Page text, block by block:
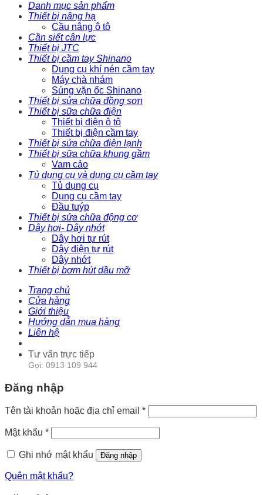
Danh mục sản phẩm
Thiết bị nâng hạ
Cầu nâng ô tô
Cần siết cân lực
Thiết bị JTC
Thiết bị cầm tay Shinano
Dụng cụ khí nén cầm tay
Máy chà nhám
Súng vặn ốc Shinano
Thiết bị sửa chữa đồng sơn
Thiết bị sữa chữa điện
Thiết bị điện ô tô
Thiết bị điện cầm tay
Thiết bị sửa chữa điện lạnh
Thiết bị sữa chữa khung gầm
Vam cảo
Tủ dụng cụ và dụng cụ cầm tay
Tủ dụng cụ
Dụng cụ cầm tay
Đầu tuýp
Thiết bị sửa chữa động cơ
Dây hơi- Dây nhớt
Dây hơi tự rút
Dây điện tự rút
Dây nhớt
Thiết bị bơm hút dầu mỡ
Trang chủ
Cửa hàng
Giới thiệu
Hướng dẫn mua hàng
Liên hệ
Tư vấn trực tiếp
Gọi: 0913 109 944
Đăng nhập
Tên tài khoản hoặc địa chỉ email *
Mật khẩu *
Ghi nhớ mật khẩu Đăng nhập
Quên mật khẩu?